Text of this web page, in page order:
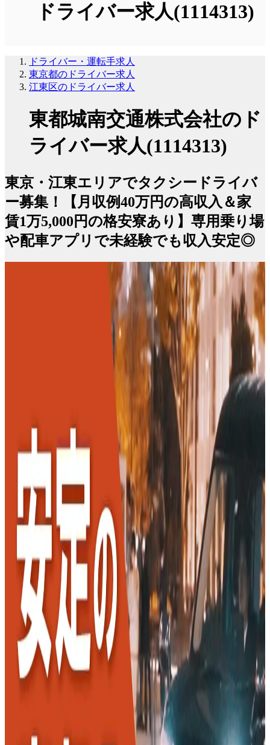
ドライバー求人(1114313)
ドライバー・運転手求人
東京都のドライバー求人
江東区のドライバー求人
東都城南交通株式会社のド
ライバー求人(1114313)
東京・江東エリアでタクシードライバ
ー募集！【月収例40万円の高収入＆家
賃1万5,000円の格安寮あり】専用乗り場
や配車アプリで未経験でも収入安定◎